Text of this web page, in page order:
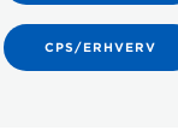
CPS/ERHVERV